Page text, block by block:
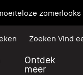
zomerlooks
Ontdek
meer
Zoeken Vind